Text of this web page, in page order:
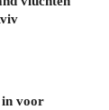
in voor